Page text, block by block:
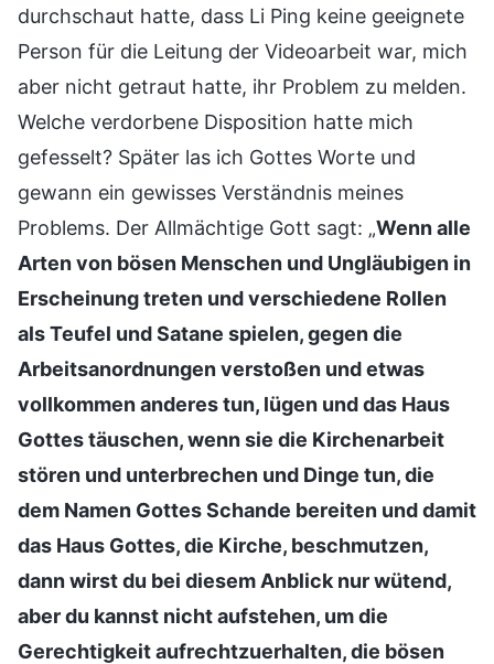
durchschaut hatte, dass Li Ping keine geeignete
Person für die Leitung der Videoarbeit war, mich
aber nicht getraut hatte, ihr Problem zu melden.
Welche verdorbene Disposition hatte mich
gefesselt? Später las ich Gottes Worte und
gewann ein gewisses Verständnis meines
Problems. Der Allmächtige Gott sagt: „Wenn alle
Arten von bösen Menschen und Ungläubigen in
Erscheinung treten und verschiedene Rollen
als Teufel und Satane spielen, gegen die
Arbeitsanordnungen verstoßen und etwas
vollkommen anderes tun, lügen und das Haus
Gottes täuschen, wenn sie die Kirchenarbeit
stören und unterbrechen und Dinge tun, die
dem Namen Gottes Schande bereiten und damit
das Haus Gottes, die Kirche, beschmutzen,
dann wirst du bei diesem Anblick nur wütend,
aber du kannst nicht aufstehen, um die
Gerechtigkeit aufrechtzuerhalten, die bösen